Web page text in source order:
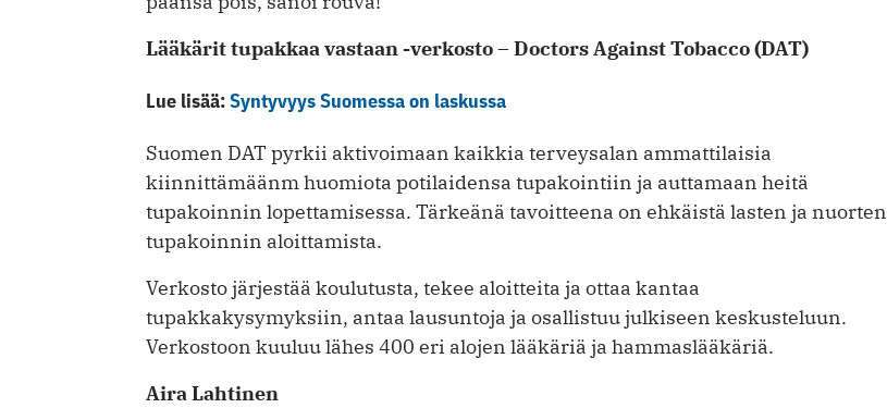
Lääkärit tupakkaa vastaan -verkosto – Doctors Against Tobacco (DAT)
Lue lisää:Syntyvyys Suomessa on laskussa
Suomen DAT pyrkii aktivoimaan kaikkia terveysalan ammattilaisia
kiinnittämäänm huomiota potilaidensa tupakointiin ja auttamaan heitä
tupakoinnin lopettamisessa. Tärkeänä tavoitteena on ehkäistä lasten ja nuorten
tupakoinnin aloittamista.
Verkosto järjestää koulutusta, tekee aloitteita ja ottaa kantaa
tupakkakysymyksiin, antaa lausuntoja ja osallistuu julkiseen keskusteluun.
Verkostoon kuuluu lähes 400 eri alojen lääkäriä ja hammaslääkäriä.
Aira Lahtinen